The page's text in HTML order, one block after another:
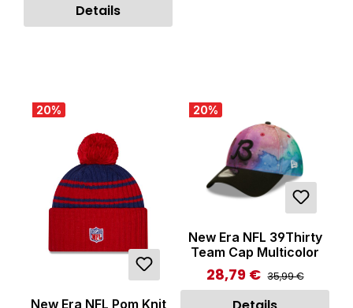
Details
20%
New Era NFL Pom Knit
20%
New Era NFL 39Thirty
Team Cap Multicolor
Verkaufspreis:
28,79 € Regulärer Preis:
35,99 €